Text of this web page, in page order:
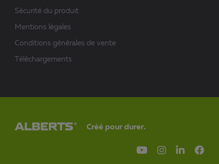
Sécurité du produit
Mentions légales
Conditions générales de vente
Téléchargements
Créé pour durer.